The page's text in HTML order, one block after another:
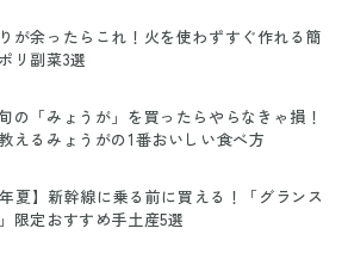
が余ったらこれ！火を使わずすぐ作れる簡
リ副菜3選
の「みょうが」を買ったらやらなきゃ損！
えるみょうがの1番おいしい食べ方
年夏】新幹線に乗る前に買える！「グランス
限定おすすめ手土産5選